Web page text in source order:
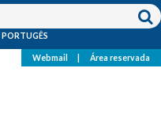
PORTUGÊS
Webmail Área reservada